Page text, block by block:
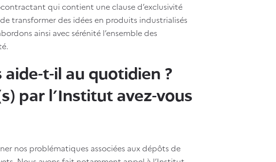
qui contient une clause d’exclusivité
transformer des idées en produits industrialisés
ainsi avec sérénité l’ensemble des
aide-t-il au quotidien ?
par l’Institut avez-vous
nos problématiques associées aux dépôts de